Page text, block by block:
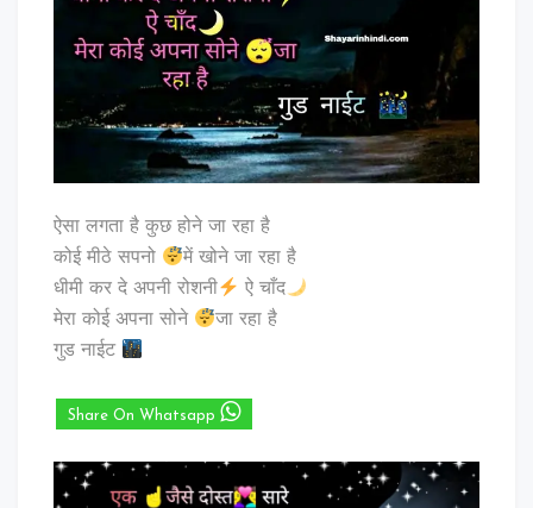
ऐसा लगता है कुछ होने जा रहा है
कोई मीठे सपनो
में खोने जा रहा है
धीमी कर दे अपनी रोशनी
ऐ चाँद
मेरा कोई अपना सोने
जा रहा है
गुड नाईट
Share On Whatsapp